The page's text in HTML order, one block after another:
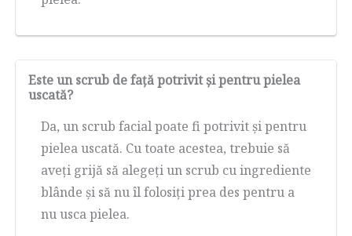
Este un scrub de față potrivit și pentru pielea
uscată?
Da, un scrub facial poate fi potrivit și pentru
pielea uscată. Cu toate acestea, trebuie să
aveți grijă să alegeți un scrub cu ingrediente
blânde și să nu îl folosiți prea des pentru a
nu usca pielea.